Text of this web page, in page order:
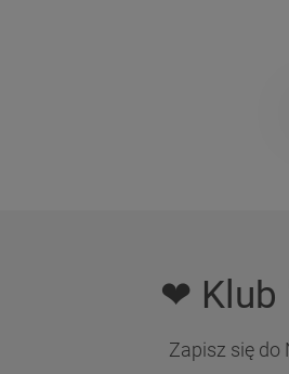
❤ Klub
Zapisz się do